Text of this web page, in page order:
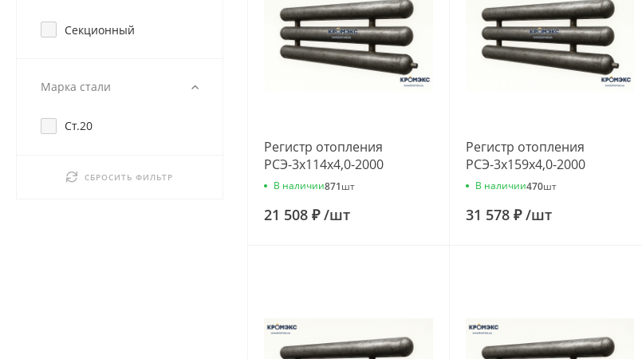
Секционный
Марка стали
Ст.20
СБРОСИТЬ ФИЛЬТР
Регистр отопления
РСЭ-3x114x4,0-2000
В наличии871шт
21 508 ₽/шт
Регистр отопления
РСЭ-3x159x4,0-2000
В наличии470шт
31 578 ₽/шт